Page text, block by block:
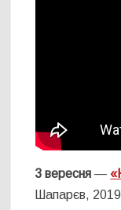
3 вересня —
Шапарєв, 2019